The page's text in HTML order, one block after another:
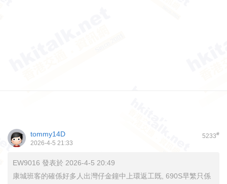
5233#
tommy14D
2026-4-5 21:33
EW9016 發表於 2026-4-5 20:49
康城班客的確係好多人出灣仔金鐘中上環返工既, 690S早繁只係